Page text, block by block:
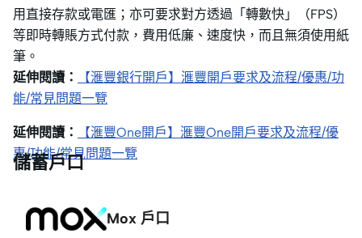
用直接存款或電匯；亦可要求對方透過「轉數快」（FPS）
等即時轉賬方式付款，費用低廉、速度快，而且無須使用紙
筆。
延伸閱讀：
【滙豐銀行開戶】滙豐開戶要求及流程/優惠/功
能/常見問題一覽
延伸閱讀：
【滙豐One開戶】滙豐One開戶要求及流程/優
惠/功能/常見問題一覽
儲蓄戶口
Mox 戶口